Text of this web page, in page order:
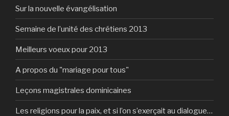
Sur la nouvelle évangélisation
Semaine de l’unité des chrétiens 2013
Meilleurs voeux pour 2013
A propos du "mariage pour tous"
Leçons magistrales dominicaines
Les religions pour la paix, et si l’on s’exerçait au dialogue…